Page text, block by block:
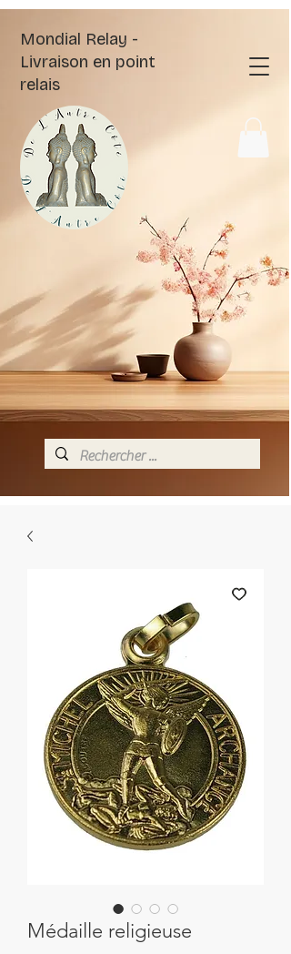
Mondial Relay -
Livraison en point
relais
Médaille religieuse